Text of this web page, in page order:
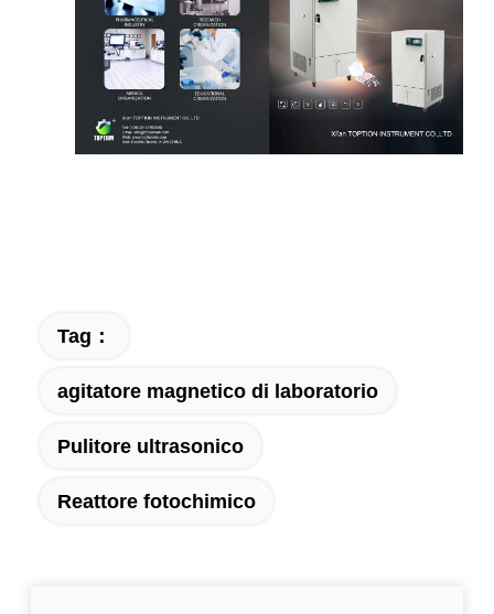
Tag：
agitatore magnetico di laboratorio
Pulitore ultrasonico
Reattore fotochimico